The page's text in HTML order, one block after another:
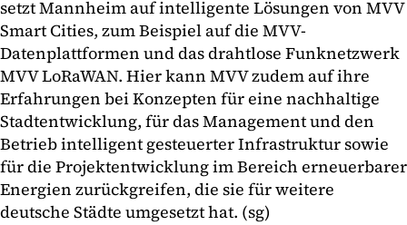
setzt Mannheim auf intelligente Lösungen von MVV
Smart Cities, zum Beispiel auf die MVV-
Datenplattformen und das drahtlose Funknetzwerk
MVV LoRaWAN. Hier kann MVV zudem auf ihre
Erfahrungen bei Konzepten für eine nachhaltige
Stadtentwicklung, für das Management und den
Betrieb intelligent gesteuerter Infrastruktur sowie
für die Projektentwicklung im Bereich erneuerbarer
Energien zurückgreifen, die sie für weitere
deutsche Städte umgesetzt hat. (sg)